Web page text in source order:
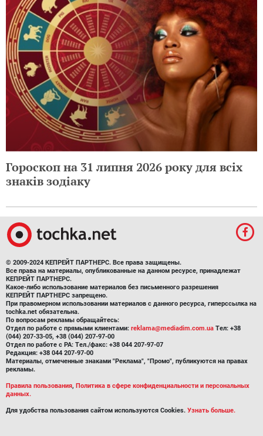
Гороскоп на 31 липня 2026 року для всіх
знаків зодіаку
© 2009-2024 КЕПРЕЙТ ПАРТНЕРС. Все права защищены.
Все права на материалы, опубликованные на данном ресурсе, принадлежат
КЕПРЕЙТ ПАРТНЕРС.
Какое-либо использование материалов без письменного разрешения
КЕПРЕЙТ ПАРТНЕРС запрещено.
При правомерном использовании материалов с данного ресурса, гиперссылка на
tochka.net обязательна.
По вопросам рекламы обращайтесь:
Отдел по работе с прямыми клиентами: reklama@mediadim.com.ua Тел: +38
(044) 207-33-05, +38 (044) 207-97-00
Отдел по работе с РА: Тел./факс: +38 044 207-97-07
Редакция: +38 044 207-97-00
Материалы, отмеченные знаками "Реклама", "Промо", публикуются на правах
рекламы.
Правила пользования, Политика в сфере конфиденциальности и персональных
данных.
Для удобства пользования сайтом используются Cookies. Узнать больше.